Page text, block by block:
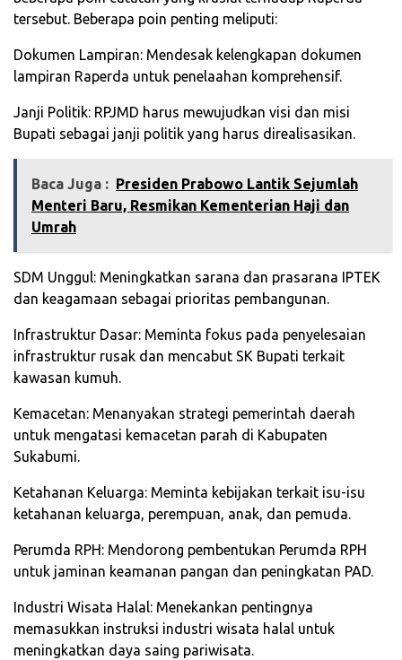
tersebut. Beberapa poin penting meliputi:
Dokumen Lampiran: Mendesak kelengkapan dokumen
lampiran Raperda untuk penelaahan komprehensif.
Janji Politik: RPJMD harus mewujudkan visi dan misi
Bupati sebagai janji politik yang harus direalisasikan.
Baca Juga : Presiden Prabowo Lantik Sejumlah
Menteri Baru, Resmikan Kementerian Haji dan
Umrah
SDM Unggul: Meningkatkan sarana dan prasarana IPTEK
dan keagamaan sebagai prioritas pembangunan.
Infrastruktur Dasar: Meminta fokus pada penyelesaian
infrastruktur rusak dan mencabut SK Bupati terkait
kawasan kumuh.
Kemacetan: Menanyakan strategi pemerintah daerah
untuk mengatasi kemacetan parah di Kabupaten
Sukabumi.
Ketahanan Keluarga: Meminta kebijakan terkait isu-isu
ketahanan keluarga, perempuan, anak, dan pemuda.
Perumda RPH: Mendorong pembentukan Perumda RPH
untuk jaminan keamanan pangan dan peningkatan PAD.
Industri Wisata Halal: Menekankan pentingnya
memasukkan instruksi industri wisata halal untuk
meningkatkan daya saing pariwisata.